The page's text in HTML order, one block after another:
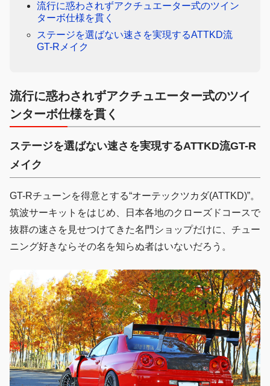
流行に惑わされずアクチュエーター式のツイン
ターボ仕様を貫く
ステージを選ばない速さを実現するATTKD流
GT-Rメイク
流行に惑わされずアクチュエーター式のツイ
ンターボ仕様を貫く
ステージを選ばない速さを実現するATTKD流GT-R
メイク
GT-Rチューンを得意とする“オーテックツカダ(ATTKD)”。
筑波サーキットをはじめ、日本各地のクローズドコースで
抜群の速さを見せつけてきた名門ショップだけに、チュー
ニング好きならその名を知らぬ者はいないだろう。